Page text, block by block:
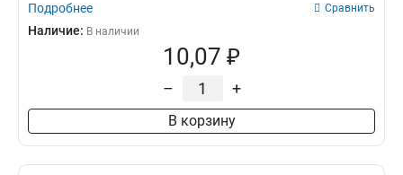
Подробнее Сравнить
Наличие: В наличии
10,07 ₽
– +
В корзину